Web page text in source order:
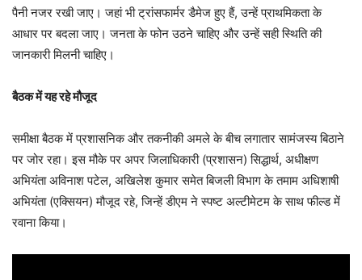
पैनी नजर रखी जाए। जहां भी ट्रांसफार्मर डैमेज हुए हैं, उन्हें प्राथमिकता के
आधार पर बदला जाए। जनता के फोन उठने चाहिए और उन्हें सही स्थिति की
जानकारी मिलनी चाहिए।
बैठक में यह रहे मौजूद
समीक्षा बैठक में प्रशासनिक और तकनीकी अमले के बीच लगातार सामंजस्य बिठाने
पर जोर रहा। इस मौके पर अपर जिलाधिकारी (प्रशासन) सिद्धार्थ, अधीक्षण
अभियंता अविनाश पटेल, अखिलेश कुमार समेत बिजली विभाग के तमाम अधिशाषी
अभियंता (एक्सियन) मौजूद रहे, जिन्हें डीएम ने स्पष्ट अल्टीमेटम के साथ फील्ड में
रवाना किया।